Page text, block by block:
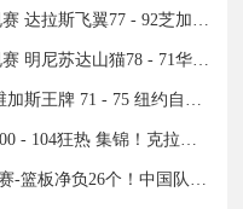
2024年09月09日 09月09日WNBA常规赛 达拉斯飞翼77 - 92芝加哥天空 全场集锦
2024年09月09日 09月09日WNBA常规赛 明尼苏达山猫78 - 71华盛顿神秘人 全场集锦
2024年09月09日 WNBA常规赛 拉斯维加斯王牌 71 - 75 纽约自由人 全场集锦
2024年09月09日 WNBA常规赛 梦想100 - 104狂热 集锦！克拉克26分12助
2024年09月08日 U18亚洲杯男篮半决赛-篮板净负26个！中国队不敌新西兰